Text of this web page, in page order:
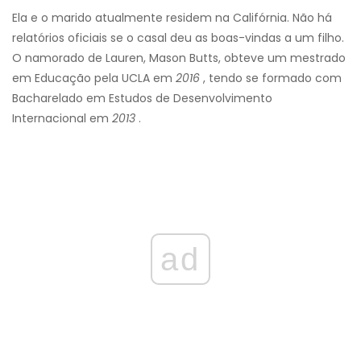
Ela e o marido atualmente residem na Califórnia. Não há
relatórios oficiais se o casal deu as boas-vindas a um filho.
O namorado de Lauren, Mason Butts, obteve um mestrado
em Educação pela UCLA em 2016 , tendo se formado com
Bacharelado em Estudos de Desenvolvimento
Internacional em 2013 .
ad